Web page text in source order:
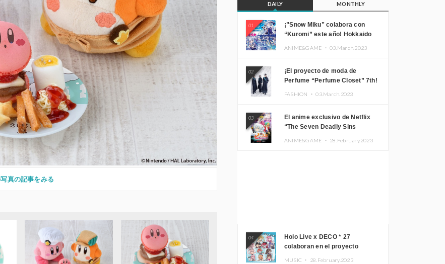
真の記事をみる
DAILY MONTHLY
01
¡”Snow Miku” colabora con
“Kuromi” este año! Hokkaido
ANIME&GAME ・03.March.2023
02
¡El proyecto de moda de
Perfume “Perfume Closet” 7th!
FASHION ・03.March.2023
03
El anime exclusivo de Netflix
“The Seven Deadly Sins
ANIME&GAME ・ 28.February.2023
04
Holo Live x DECO * 27
colaboran en el proyecto
MUSIC ・ 28.February.2023